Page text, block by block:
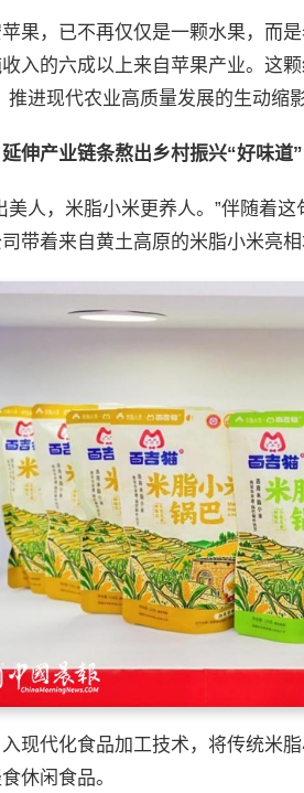
果，已不再仅仅是一颗水果，而
入的六成以上来自苹果产业。这
推进现代农业高质量发展的生动缩影
伸产业链条熬出乡村振兴“好味道”
美人，米脂小米更养人。”伴随着
带着来自黄土高原的米脂小米亮相
现代化食品加工技术，将传统米
休闲食品。